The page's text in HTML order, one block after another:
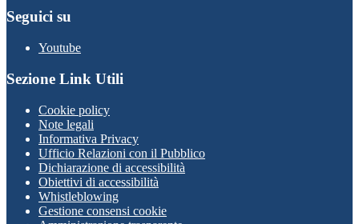
Seguici su
Youtube
Sezione Link Utili
Cookie policy
Note legali
Informativa Privacy
Ufficio Relazioni con il Pubblico
Dichiarazione di accessibilità
Obiettivi di accessibilità
Whistleblowing
Gestione consensi cookie